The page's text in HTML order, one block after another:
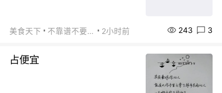
美食天下 不靠谱不要联系 2小时前 243 3
占便宜